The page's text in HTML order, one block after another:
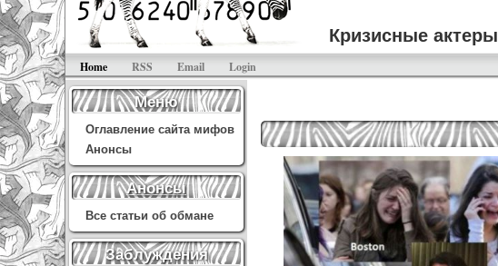
Меню
Оглавление сайта мифов
Анонсы
Анонсы
Все статьи об обмане
Заблуждения
Кризисные актеры
Home RSS Email Login